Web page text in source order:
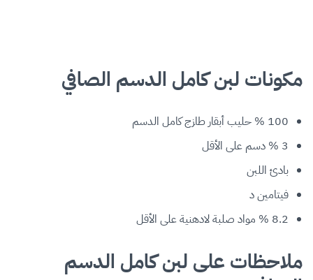
مكونات لبن كامل الدسم الصافي
100 % حليب أبقار طازج كامل الدسم
3 % دسم على الأقل
بادئ اللبن
فيتامين د
8.2 % مواد صلبة لادهنية على الأقل
ملاحظات على لبن كامل الدسم